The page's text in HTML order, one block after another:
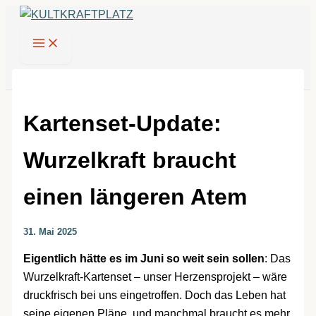
Zum
springen
Kartenset-Update:
Wurzelkraft braucht
einen längeren Atem
31. Mai 2025
Eigentlich hätte es im Juni so weit sein sollen: Das
Wurzelkraft-Kartenset – unser Herzensprojekt – wäre
druckfrisch bei uns eingetroffen. Doch das Leben hat
seine eigenen Pläne, und manchmal braucht es mehr